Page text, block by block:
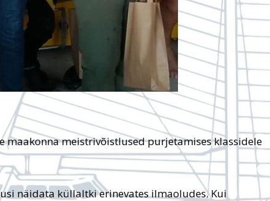
maakonna meistrivõistlused purjetamises klassidele
näidata küllaltki erinevates ilmaoludes. Kui